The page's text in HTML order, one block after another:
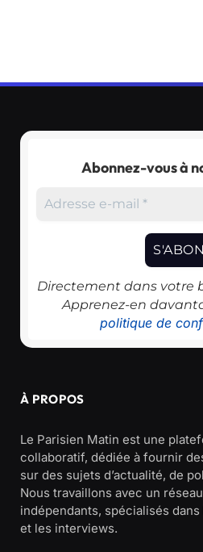
Abonnez-vous à
Directement dans votre
Apprenez-en
politique de
À PROPOS
Le Parisien Matin est une
collaboratif, dédiée à fournir
sur des sujets d’actualité, de
Nous travaillons avec un
indépendants, spécialisés dans
et les interviews.